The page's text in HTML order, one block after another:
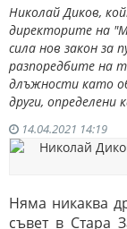
Николай Диков,
директорите на
сила нов закон за
разпоредбите на
длъжности като
други,
14.04.2021 14:19
Няма никаква
съвет в Стара